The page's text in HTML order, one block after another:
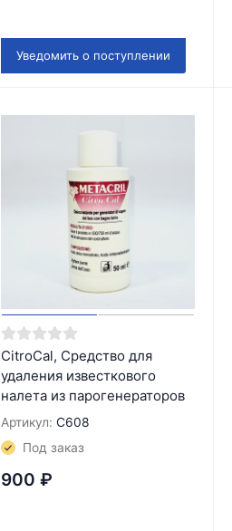
Уведомить о поступлении
CitroCal, Средство для
удаления известкового
налета из парогенераторов
Артикул: С608
Под заказ
900 ₽